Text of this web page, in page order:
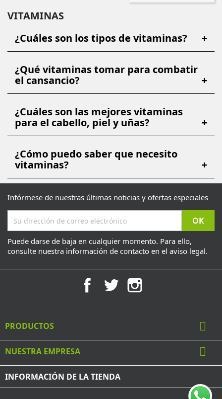
VITAMINAS
¿Cuáles son los tipos de vitaminas?
+
¿Qué vitaminas tomar para combatir
el cansancio?
+
¿Cuáles son las mejores vitaminas
para el cabello, piel y uñas?
+
¿Cómo puedo saber que necesito
vitaminas?
+
Infórmese de nuestras últimas noticias y ofertas especiales
Puede darse de baja en cualquier momento. Para ello,
consulte nuestra información de contacto en el aviso legal.
FacebookTwitter
PRODUCTOS 
NUESTRA EMPRESA 
INFORMACIÓN DE LA TIENDA